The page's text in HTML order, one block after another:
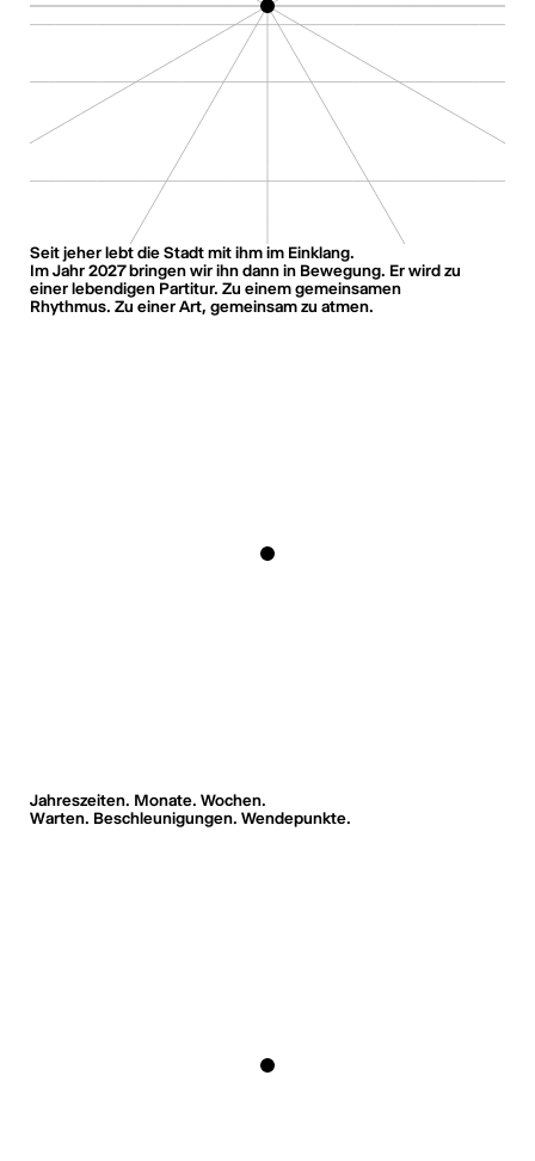
Seit jeher lebt die Stadt mit ihm im Einklang.
Im Jahr 2027 bringen wir ihn dann in Bewegung. Er wird zu
einer lebendigen Partitur. Zu einem gemeinsamen
Rhythmus. Zu einer Art, gemeinsam zu atmen.
Jahreszeiten. Monate. Wochen.
Warten. Beschleunigungen. Wendepunkte.